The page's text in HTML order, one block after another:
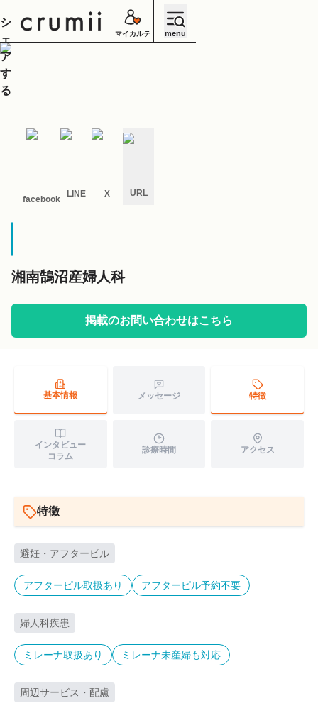
マイカルテ menu
湘南鵠沼産婦人科
掲載のお問い合わせはこちら
基本情報 メッセージ 特徴
インタビュー
コラム
診療時間 アクセス
特徴
避妊・アフターピル
アフターピル取扱あり アフターピル予約不要
婦人科疾患
ミレーナ取扱あり ミレーナ未産婦も対応
周辺サービス・配慮
シ
ェ
ア
す
る
facebook
LINE X URL